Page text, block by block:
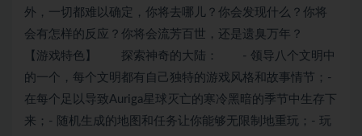
外，一切都难以确定，你将去哪儿？你会发现什么？你将
会有怎样的反应？你将会流芳百世，还是遗臭万年？
【游戏特色】 探索神奇的大陆： - 领导八个文明中
的一个，每个文明都有自己独特的游戏风格和故事情节；-
在每个足以导致Auriga星球灭亡的寒冷黑暗的季节中生存下
来；- 随机生成的地图和任务让你能够无限制地重玩；- 玩